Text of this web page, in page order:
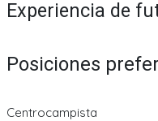
Experiencia de
Posiciones
Centrocampista